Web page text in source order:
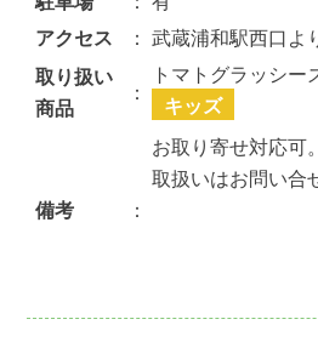
アクセス
： 武蔵浦和駅西口よ
取り扱い
商品
：
トマトグラッシー
キッズ
備考 ：
お取り寄せ対応可
取扱いはお問い合